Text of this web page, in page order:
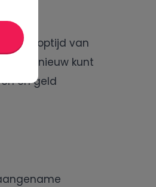
looptijd van
en opnieuw kunt
en geld